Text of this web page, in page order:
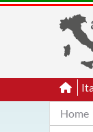
Home